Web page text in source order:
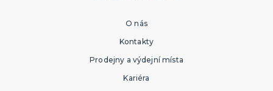
O nás
Kontakty
Prodejny a výdejní místa
Kariéra